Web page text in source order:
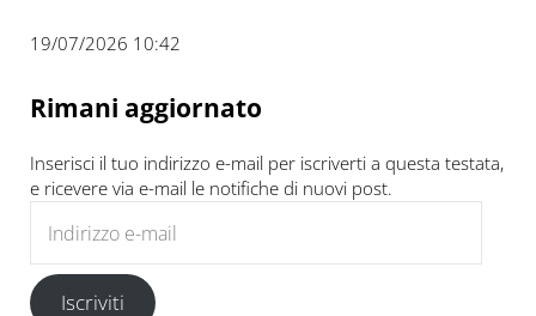
19/07/2026 10:42
Rimani aggiornato
Inserisci il tuo indirizzo e-mail per iscriverti a questa testata,
e ricevere via e-mail le notifiche di nuovi post.
Iscriviti